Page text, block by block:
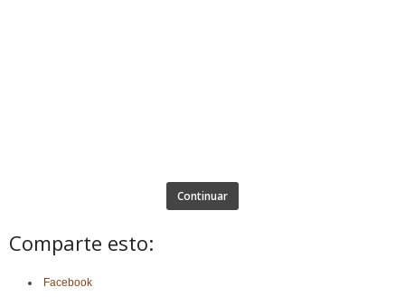
Continuar
Comparte esto:
Facebook